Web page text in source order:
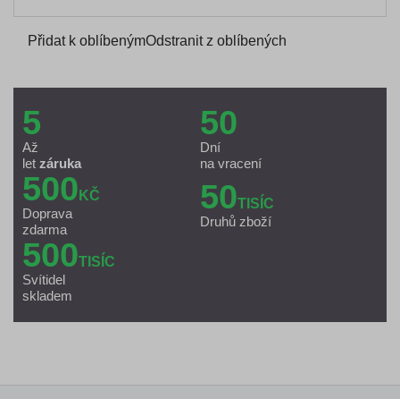
Přidat k oblíbenýmOdstranit z oblíbených
5
Až
let záruka
50
Dní
na vracení
500 KČ
Doprava
zdarma
50TISÍC
Druhů zboží
500TISÍC
Svítidel
skladem